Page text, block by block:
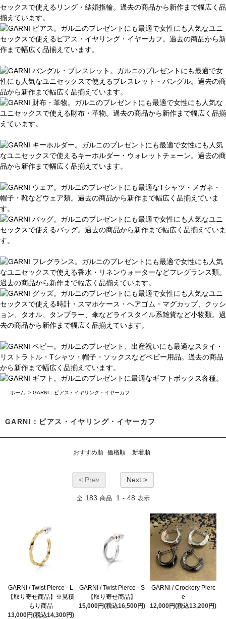
ホーム > GARNI：ピアス・イヤリング・イヤーカフ
GARNI：ピアス・イヤリング・イヤーカフ
おすすめ順 価格順 新着順
< Prev Next >
全 183 商品 1 - 48 表示
GARNI / Twist Pierce - L
【取り寄せ商品】※見積
もり商品
13,000円(税込14,300円)
GARNI / Twist Pierce - S
【取り寄せ商品】
15,000円(税込16,500円)
GARNI / Crockery Pierc
e
12,000円(税込13,200円)